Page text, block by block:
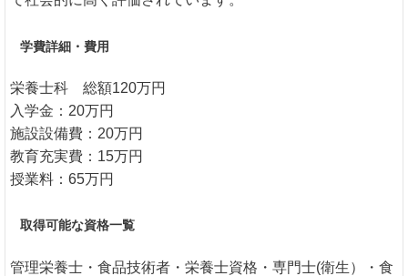
学費詳細・費用
栄養士科 総額120万円
入学金：20万円
施設設備費：20万円
教育充実費：15万円
授業料：65万円
取得可能な資格一覧
管理栄養士・食品技術者・栄養士資格・専門士(衛生）・食